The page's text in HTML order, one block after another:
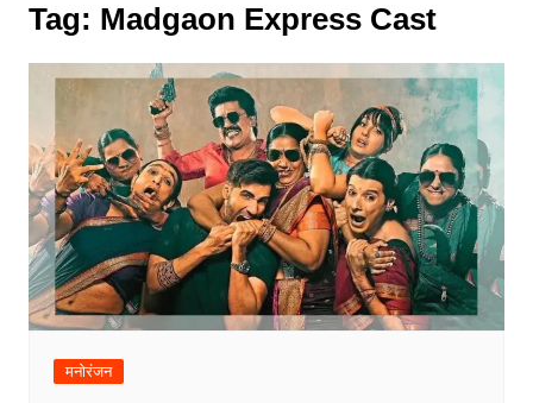
Tag: Madgaon Express Cast
मनोरंजन